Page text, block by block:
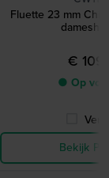
Fluette 23 mm
€
● Op
Bekijk